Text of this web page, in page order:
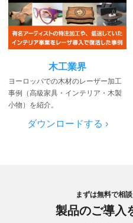
木工業界
ヨーロッパでの木材のレーザー加工
事例（高級家具・インテリア・木製
小物）を紹介。
ダウンロードする ›
まずは無料で相
製品のご導入